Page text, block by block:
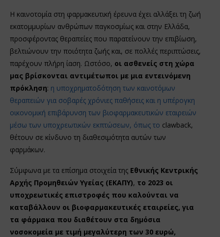
Η καινοτομία στη φαρμακευτική έρευνα έχει αλλάξει τη ζωή
εκατομμυρίων ανθρώπων παγκοσμίως και στην Ελλάδα,
προσφέροντας θεραπείες που παρατείνουν την επιβίωση,
βελτιώνουν την ποιότητα ζωής και, σε πολλές περιπτώσεις,
παρέχουν πλήρη ίαση. Ωστόσο, οι ασθενείς στη χώρα
μας βρίσκονται αντιμέτωποι με μια εντεινόμενη
πρόκληση: η υποχρηματοδότηση των καινοτόμων
θεραπειών για σοβαρές χρόνιες παθήσεις και η υπέρογκη
οικονομική επιβάρυνση των βιοφαρμακευτικών εταιρειών
μέσω των υποχρεωτικών εκπτώσεων, όπως το clawback,
θέτουν σε κίνδυνο τη διαθεσιμότητα αυτών των
φαρμάκων.
Σύμφωνα με τα επίσημα στοιχεία της Εθνικής Κεντρικής
Αρχής Προμηθειών Υγείας (ΕΚΑΠΥ), το 2023 οι
υποχρεωτικές επιστροφές που καλούνται να
καταβάλλουν οι βιοφαρμακευτικές εταιρείες, για
τα φάρμακα που διαθέτουν στα δημόσια
νοσοκομεία με τιμή μεγαλύτερη των 30 ευρώ,